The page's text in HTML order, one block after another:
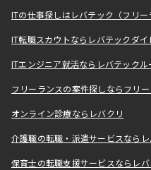
ITの仕事探しはレバテック（フリー
IT転職スカウトならレバテックダイ
ITエンジニア就活ならレバテックル
フリーランスの案件探しならフリ
オンライン診療ならレバクリ
介護職の転職・派遣サービスなら
保育士の転職支援サービスならレ